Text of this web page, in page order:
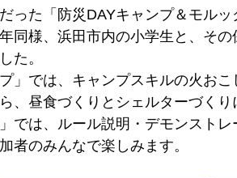
った「防災DAYキャンプ＆モルッ
同様、浜田市内の小学生と、その
た。
プ」では、キャンプスキルの火お
、昼食づくりとシェルターづくり
では、ルール説明・デモンスト
者のみんなで楽しみます。